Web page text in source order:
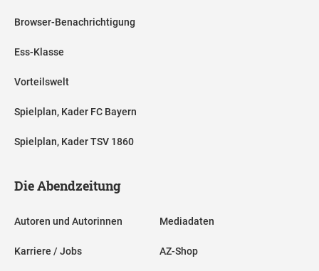
Browser-Benachrichtigung
Ess-Klasse
Vorteilswelt
Spielplan, Kader FC Bayern
Spielplan, Kader TSV 1860
Die Abendzeitung
Autoren und Autorinnen
Karriere / Jobs
Mediadaten
AZ-Shop